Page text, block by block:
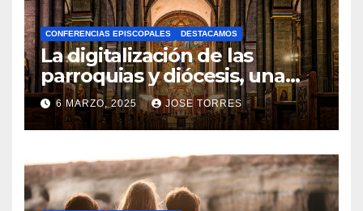
A
Y
C
O
M
N
T
CONFERENCIAS EPISCOPALES DESTACAMOS
La digitalización de las
parroquias y diócesis, una
realidad ya para el futuro de
la Iglesia
6 MARZO, 2025 JOSE TORRES
N
O
H
A